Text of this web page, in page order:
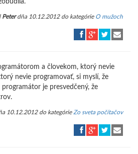
Peterdňa 10.12.2012 do kategórie O mužoch
a človekom, ktorý nevie
nevie programovať, si myslí, že
je presvedčený, že
10.12.2012 do kategórie Zo sveta počítačov